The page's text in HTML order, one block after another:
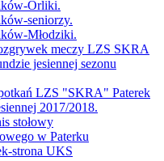
Orliki.
seniorzy.
Młodziki.
meczy LZS SKRA
jesiennej sezonu
LZS "SKRA" Paterek
2017/2018.
stołowy
w Paterku
strona UKS